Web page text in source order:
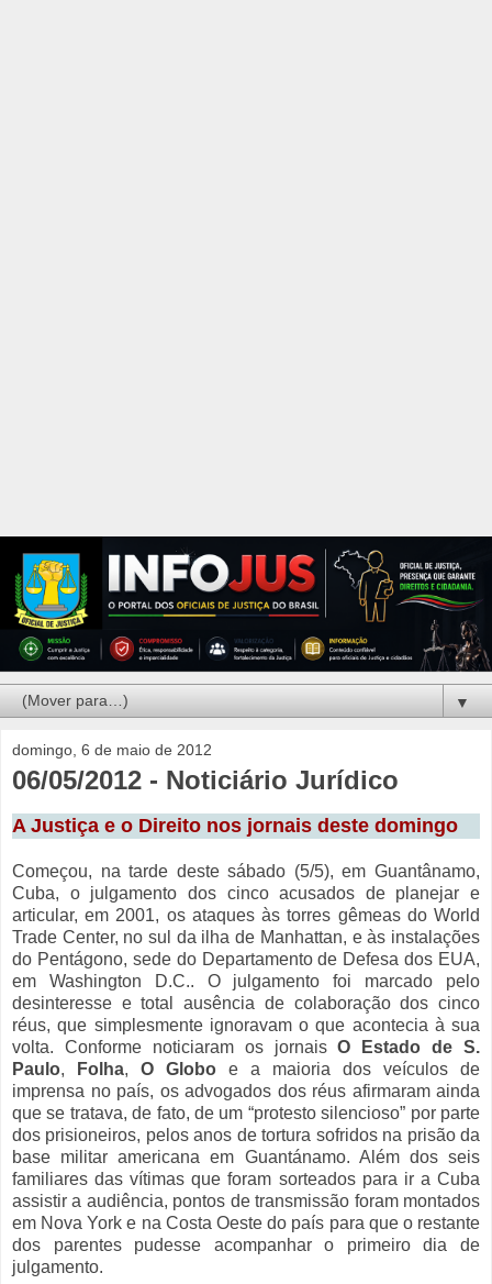
▼
domingo, 6 de maio de 2012
06/05/2012 - Noticiário Jurídico
A Justiça e o Direito nos jornais deste domingo
Começou, na tarde deste sábado (5/5), em Guantânamo,
Cuba, o julgamento dos cinco acusados de planejar e
articular, em 2001, os ataques às torres gêmeas do World
Trade Center, no sul da ilha de Manhattan, e às instalações
do Pentágono, sede do Departamento de Defesa dos EUA,
em Washington D.C.. O julgamento foi marcado pelo
desinteresse e total ausência de colaboração dos cinco
réus, que simplesmente ignoravam o que acontecia à sua
volta. Conforme noticiaram os jornaisO Estado de S.
Paulo, Folha, O Globo e a maioria dos veículos de
imprensa no país, os advogados dos réus afirmaram ainda
que se tratava, de fato, de um “protesto silencioso” por parte
dos prisioneiros, pelos anos de tortura sofridos na prisão da
base militar americana em Guantánamo. Além dos seis
familiares das vítimas que foram sorteados para ir a Cuba
assistir a audiência, pontos de transmissão foram montados
em Nova York e na Costa Oeste do país para que o restante
dos parentes pudesse acompanhar o primeiro dia de
julgamento.